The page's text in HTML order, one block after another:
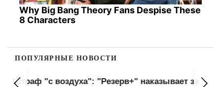
Why Big Bang Theory Fans Despise These
8 Characters
ПОПУЛЯРНЫЕ НОВОСТИ
Штраф "с воздуха": "Резерв+" наказывает за